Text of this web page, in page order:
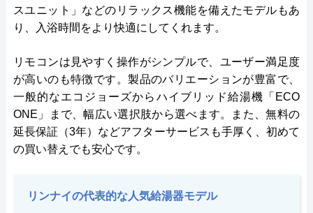
スユニット」などのリラックス機能を備えたモデルもあ
り、入浴時間をより快適にしてくれます。
リモコンは見やすく操作がシンプルで、ユーザー満足度
が高いのも特徴です。製品のバリエーションが豊富で、
一般的なエコジョーズからハイブリッド給湯機「ECO
ONE」まで、幅広い選択肢から選べます。また、無料の
延長保証（3年）などアフターサービスも手厚く、初めて
の買い替えでも安心です。
リンナイの代表的な人気給湯器モデル